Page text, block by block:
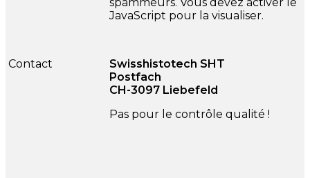
JavaScript pour la visualiser.
Contact
Swisshistotech SHT
Postfach
CH-3097 Liebefeld
Pas pour le contrôle qualité !